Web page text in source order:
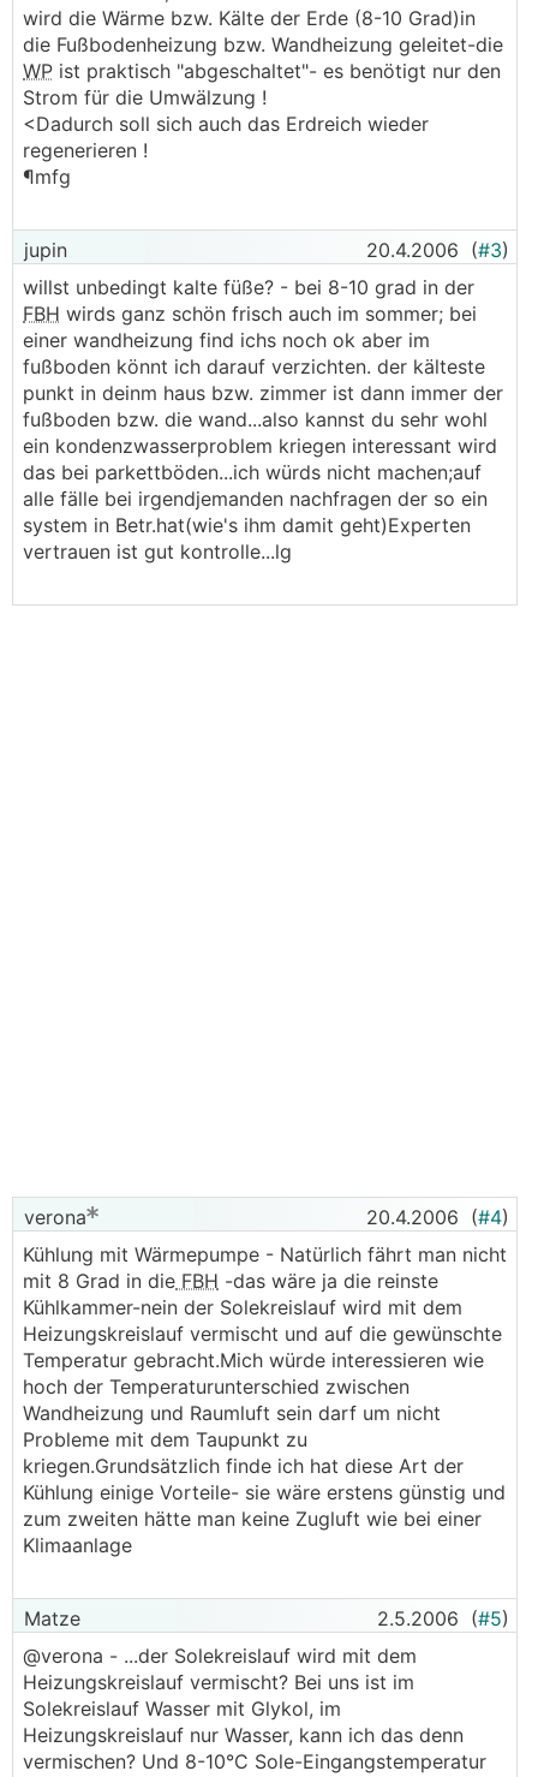
wird die Wärme bzw. Kälte der Erde (8-10 Grad)in
die Fußbodenheizung bzw. Wandheizung geleitet-die
WP ist praktisch "abgeschaltet"- es benötigt nur den
Strom für die Umwälzung !
<Dadurch soll sich auch das Erdreich wieder
regenerieren !
¶mfg
jupin 20.4.2006 (#3)
willst unbedingt kalte füße? - bei 8-10 grad in der
FBH wirds ganz schön frisch auch im sommer; bei
einer wandheizung find ichs noch ok aber im
fußboden könnt ich darauf verzichten. der kälteste
punkt in deinm haus bzw. zimmer ist dann immer der
fußboden bzw. die wand...also kannst du sehr wohl
ein kondenzwasserproblem kriegen interessant wird
das bei parkettböden...ich würds nicht machen;auf
alle fälle bei irgendjemanden nachfragen der so ein
system in Betr.hat(wie's ihm damit geht)Experten
vertrauen ist gut kontrolle...lg
verona 20.4.2006 (#4)
Kühlung mit Wärmepumpe - Natürlich fährt man nicht
mit 8 Grad in die FBH -das wäre ja die reinste
Kühlkammer-nein der Solekreislauf wird mit dem
Heizungskreislauf vermischt und auf die gewünschte
Temperatur gebracht.Mich würde interessieren wie
hoch der Temperaturunterschied zwischen
Wandheizung und Raumluft sein darf um nicht
Probleme mit dem Taupunkt zu
kriegen.Grundsätzlich finde ich hat diese Art der
Kühlung einige Vorteile- sie wäre erstens günstig und
zum zweiten hätte man keine Zugluft wie bei einer
Klimaanlage
Matze 2.5.2006 (#5)
@verona - ...der Solekreislauf wird mit dem
Heizungskreislauf vermischt? Bei uns ist im
Solekreislauf Wasser mit Glykol, im
Heizungskreislauf nur Wasser, kann ich das denn
vermischen? Und 8-10°C Sole-Eingangstemperatur